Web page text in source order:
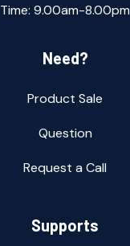
Time: 9.00am-8.00pm
Need?
Product Sale
Question
Request a Call
Supports